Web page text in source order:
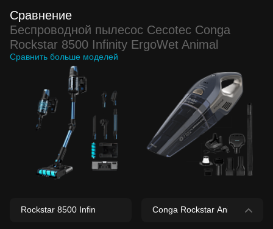
Сравнение
Беспроводной пылесос Cecotec Conga
Rockstar 8500 Infinity ErgoWet Animal
Сравнить больше моделей